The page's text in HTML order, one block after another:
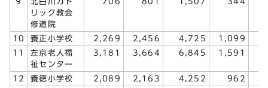
リック教会
修道院
10 養正小学校 2,269 2,456 4,725 1,099
11
左京老人福
祉センター
3,181 3,664 6,845 1,591
12 養徳小学校 2,089 2,163 4,252 962